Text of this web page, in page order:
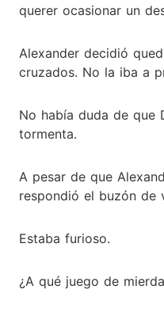
querer ocasionar un
Alexander decidió
cruzados. No la iba a
No había duda de que
tormenta.
A pesar de que
respondió el buzón de
Estaba furioso.
¿A qué juego de